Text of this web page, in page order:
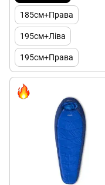
185см+Права
195см+Ліва
195см+Права